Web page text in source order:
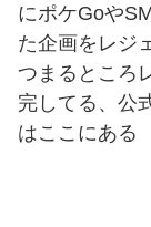
にポケGoや
た企画をレジ
つまるところ
完してる、公
はここにある